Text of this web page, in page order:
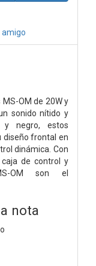
amigo
OM de 20W y
sonido nítido y
y negro, estos
diseño frontal en
dinámica. Con
caja de control y
OM son el
nota